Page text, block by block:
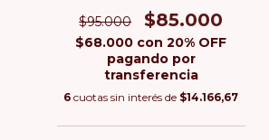
$95.000 $85.000
$68.000 con 20% OFF
pagando por
transferencia
6 cuotas sin interés de $14.166,67